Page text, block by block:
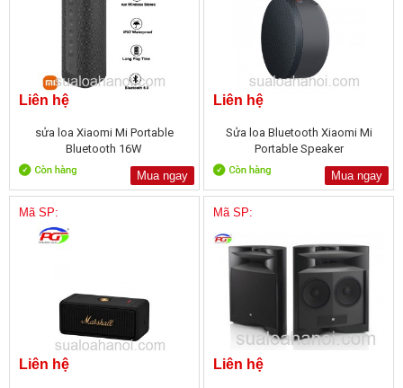
Liên hệ
sửa loa Xiaomi Mi Portable
Bluetooth 16W
Mua ngay
Liên hệ
Sửa loa Bluetooth Xiaomi Mi
Portable Speaker
Mua ngay
Mã SP:
Liên hệ
Mã SP:
Liên hệ